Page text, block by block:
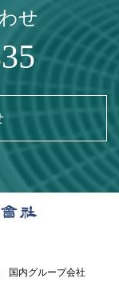
せ
国内グループ会社